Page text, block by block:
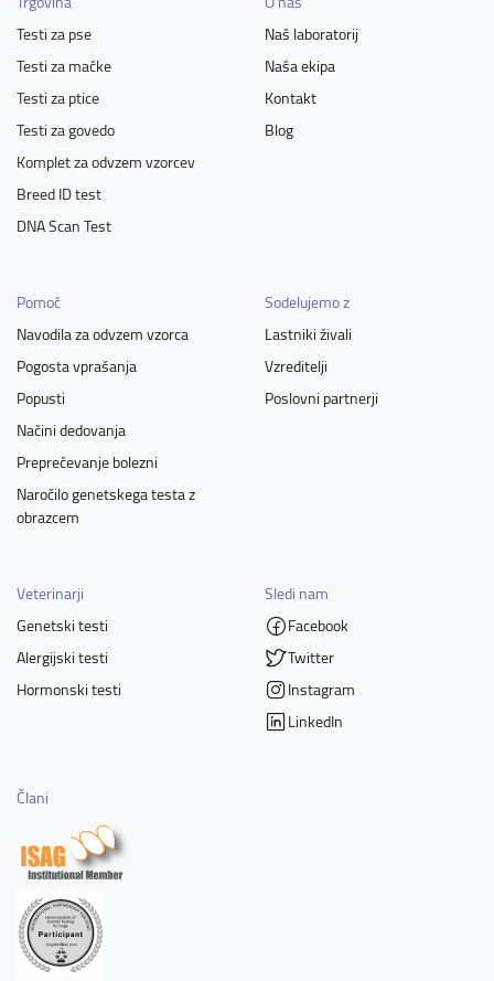
Testi za pse
Testi za mačke
Testi za ptice
Testi za govedo
Komplet za odvzem vzorcev
Breed ID test
DNA Scan Test
Naš laboratorij
Naša ekipa
Kontakt
Blog
Pomoč
Navodila za odvzem vzorca
Pogosta vprašanja
Popusti
Načini dedovanja
Preprečevanje bolezni
Naročilo genetskega testa z
obrazcem
Sodelujemo z
Lastniki živali
Vzreditelji
Poslovni partnerji
Veterinarji
Genetski testi
Alergijski testi
Hormonski testi
Sledi nam
Facebook
Twitter
Instagram
LinkedIn
Člani